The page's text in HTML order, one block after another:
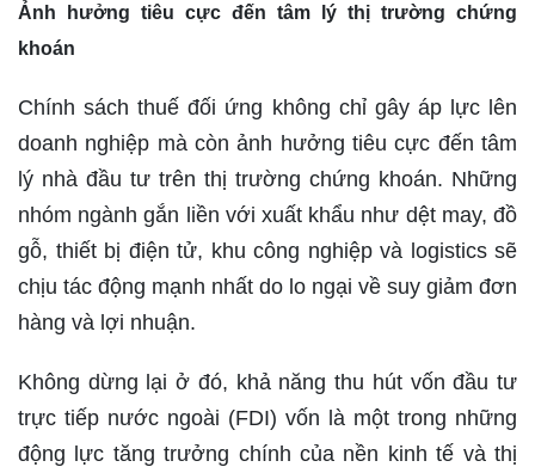
Ảnh hưởng tiêu cực đến tâm lý thị trường chứng
khoán
Chính sách thuế đối ứng không chỉ gây áp lực lên
doanh nghiệp mà còn ảnh hưởng tiêu cực đến tâm
lý nhà đầu tư trên thị trường chứng khoán. Những
nhóm ngành gắn liền với xuất khẩu như dệt may, đồ
gỗ, thiết bị điện tử, khu công nghiệp và logistics sẽ
chịu tác động mạnh nhất do lo ngại về suy giảm đơn
hàng và lợi nhuận.
Không dừng lại ở đó, khả năng thu hút vốn đầu tư
trực tiếp nước ngoài (FDI) vốn là một trong những
động lực tăng trưởng chính của nền kinh tế và thị